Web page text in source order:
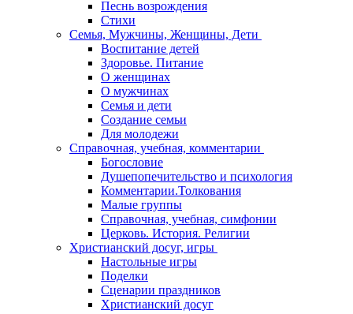
Песнь возрождения
Стихи
Семья, Мужчины, Женщины, Дети
Воспитание детей
Здоровье. Питание
О женщинах
О мужчинах
Семья и дети
Создание семьи
Для молодежи
Справочная, учебная, комментарии
Богословие
Душепопечительство и психология
Комментарии.Толкования
Малые группы
Справочная, учебная, симфонии
Церковь. История. Религии
Христианский досуг, игры
Настольные игры
Поделки
Сценарии праздников
Христианский досуг